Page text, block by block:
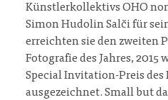
Künstlerkollektivs OHO
Simon Hudolin Salči für
erreichten sie den zweiten
Fotografie des Jahres, 2015
Special Invitation-Preis des
ausgezeichnet. Small but